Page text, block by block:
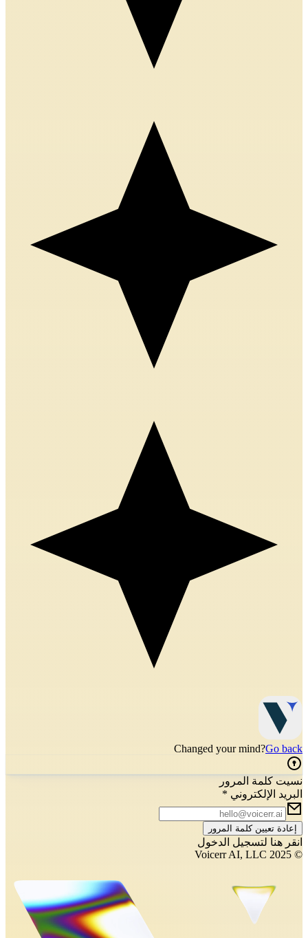
Changed your mind?Go back
نسيت كلمة المرور
البريد الإلكتروني *
إعادة تعيين كلمة المرور
انقر هنا لتسجيل الدخول
© 2025 Voicerr AI, LLC